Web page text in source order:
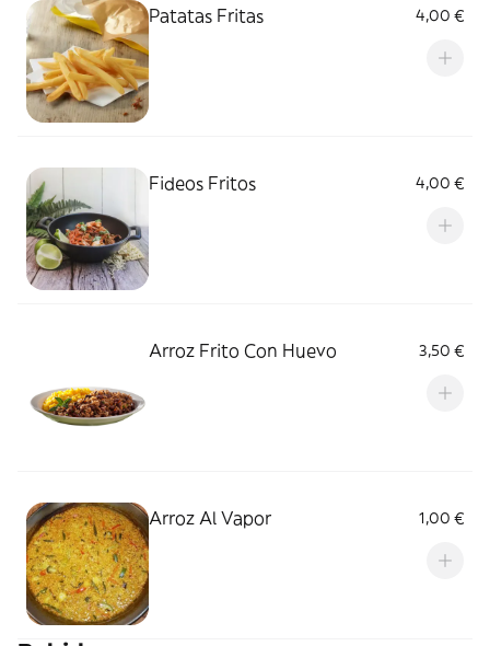
Patatas Fritas 4,00 €
Fideos Fritos 4,00 €
Arroz Frito Con Huevo 3,50 €
Arroz Al Vapor 1,00 €